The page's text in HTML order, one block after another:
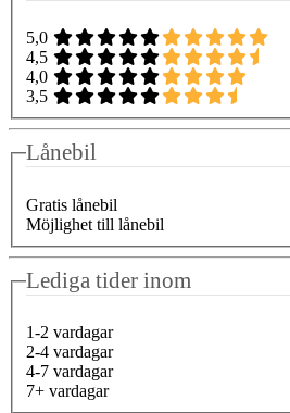
5,0
4,5
4,0
3,5
Lånebil
Gratis lånebil
Möjlighet till lånebil
Lediga tider inom
1-2 vardagar
2-4 vardagar
4-7 vardagar
7+ vardagar